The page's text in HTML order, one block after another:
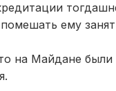
ему
на Майдане